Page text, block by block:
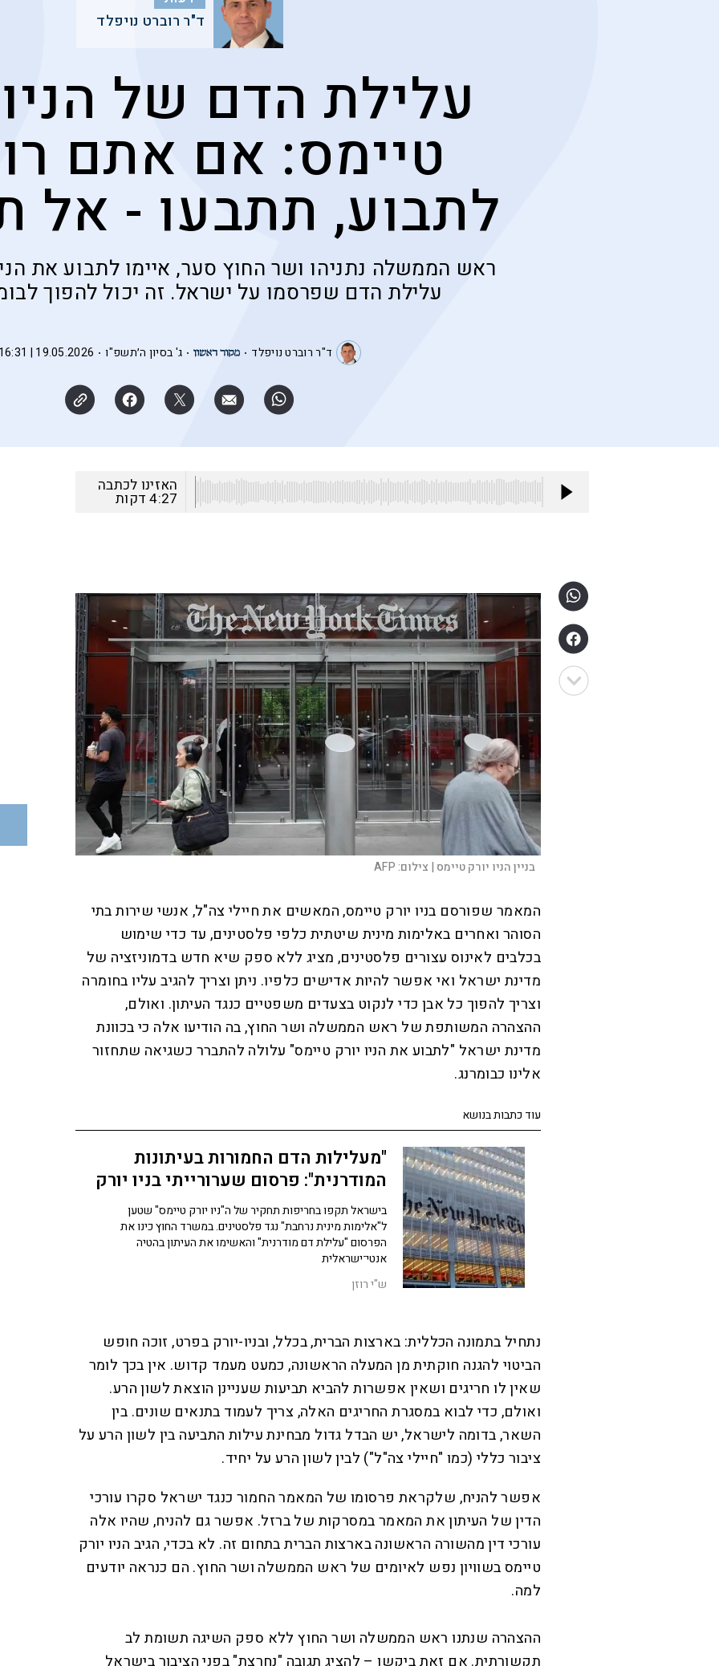
ד"ר רוברט נויפלד
עלילת הדם של
טיימס: אם אתם
לתבוע, תתבעו - אל
ראש הממשלה נתניהו ושר החוץ סער, איימו לתבוע את
עלילת הדם שפרסמו על ישראל. זה יכול להפוך
ד"ר רוברט נויפלד ג' בסיון ה׳תשפ"ו 19.05.2026 | 16:31
האזינו לכתבה
4:27דקות
בניין הניו יורק טיימס | צילום:AFP
המאמר שפורסם בניו יורק טיימס, המאשים את חיילי צה"ל, אנשי שירות בתי
הסוהר ואחרים באלימות מינית שיטתית כלפי פלסטינים, עד כדי שימוש
בכלבים לאינוס עצורים פלסטינים, מציג ללא ספק שיא חדש בדמוניזציה של
מדינת ישראל ואי אפשר להיות אדישים כלפיו. ניתן וצריך להגיב עליו בחומרה
וצריך להפוך כל אבן כדי לנקוט בצעדים משפטיים כנגד העיתון. ואולם,
ההצהרה המשותפת של ראש הממשלה ושר החוץ, בה הודיעו אלה כי בכוונת
מדינת ישראל "לתבוע את הניו יורק טיימס" עלולה להתברר כשגיאה שתחזור
אלינו כבומרנג.
עוד כתבות בנושא
"מעלילות הדם החמורות בעיתונות
המודרנית": פרסום שערורייתי בניו יורק
טיימס
בישראל תקפו בחריפות תחקיר של ה"ניו יורק טיימס" שטען
ל"אלימות מינית נרחבת" נגד פלסטינים. במשרד החוץ כינו את
הפרסום "עלילת דם מודרנית" והאשימו את העיתון בהטיה
אנטי־ישראלית
ש"י רוזן
נתחיל בתמונה הכללית: בארצות הברית, בכלל, ובניו-יורק בפרט, זוכה חופש
הביטוי להגנה חוקתית מן המעלה הראשונה, כמעט מעמד קדוש. אין בכך לומר
שאין לו חריגים ושאין אפשרות להביא תביעות שעניינן הוצאת לשון הרע.
ואולם, כדי לבוא במסגרת החריגים האלה, צריך לעמוד בתנאים שונים. בין
השאר, בדומה לישראל, יש הבדל גדול מבחינת עילות התביעה בין לשון הרע על
ציבור כללי (כמו "חיילי צה"ל") לבין לשון הרע על יחיד.
אפשר להניח, שלקראת פרסומו של המאמר החמור כנגד ישראל סקרו עורכי
הדין של העיתון את המאמר במסרקות של ברזל. אפשר גם להניח, שהיו אלה
עורכי דין מהשורה הראשונה בארצות הברית בתחום זה. לא בכדי, הגיב הניו יורק
טיימס בשוויון נפש לאיומים של ראש הממשלה ושר החוץ. הם כנראה יודעים
למה.
ההצהרה שנתנו ראש הממשלה ושר החוץ ללא ספק השיגה תשומת לב
תקשורתית. אם זאת ביקשו – להציג תגובה "נחרצת" בפני הציבור בישראל